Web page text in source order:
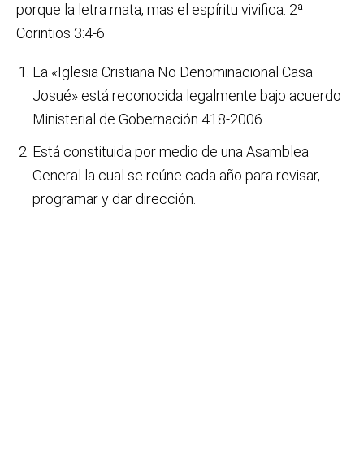
porque la letra mata, mas el espíritu vivifica. 2ª
Corintios 3:4-6
La «Iglesia Cristiana No Denominacional Casa
Josué» está reconocida legalmente bajo acuerdo
Ministerial de Gobernación 418-2006.
Está constituida por medio de una Asamblea
General la cual se reúne cada año para revisar,
programar y dar dirección.